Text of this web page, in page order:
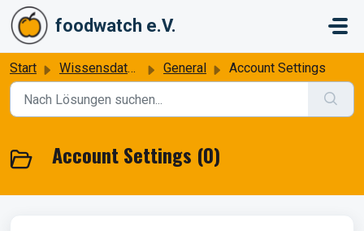
Zum hauptsächlichen Inhalt gehen
foodwatch e.V.
Start Wissensdatenbank General Account Settings
Account Settings (0)